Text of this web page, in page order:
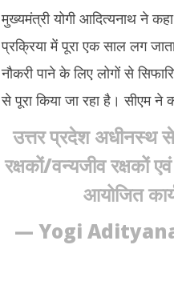
मुख्यमंत्री योगी आदित्यनाथ ने
प्रक्रिया में पूरा एक साल लग
नौकरी पाने के लिए लोगों से
से पूरा किया जा रहा है। सीएम ने
उत्तर प्रदेश अधीनस्थ
रक्षकों/वन्यजीव
आयोजित
— Yogi